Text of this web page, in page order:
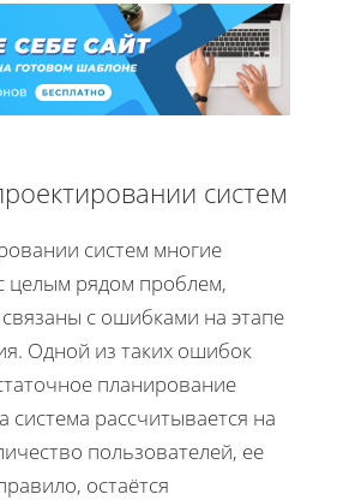
систем
систем многие
целым рядом проблем,
с ошибками на этапе
Одной из таких ошибок
планирование
система рассчитывается на
пользователей, ее
остаётся